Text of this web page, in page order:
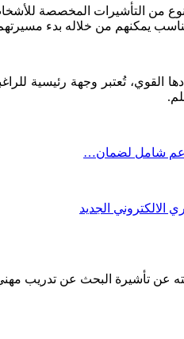
من التأشيرات المخصصة
يمكنهم من خلاله بدء مسيرتهم
القوي، تُعتبر وجهة
دعم شامل لضمان…
الجديد
تأشيرة البحث عن تدريب مهني